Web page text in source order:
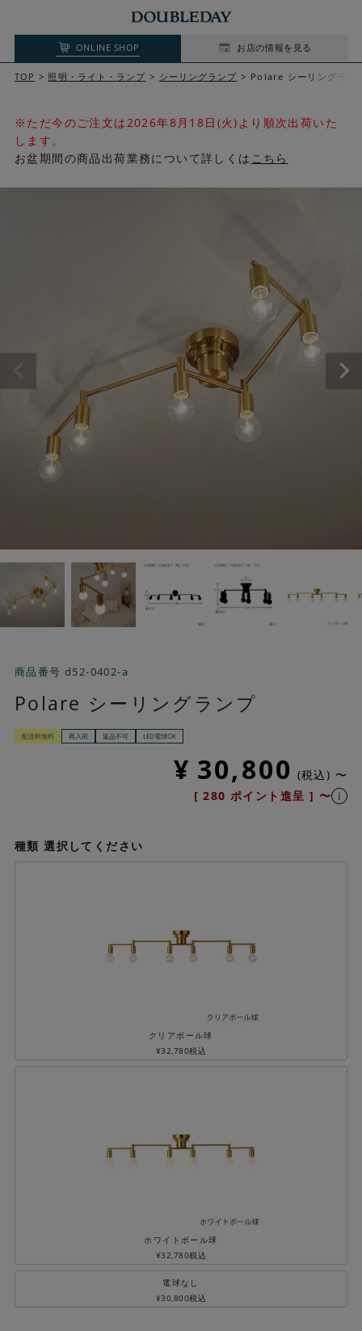
ONLINE SHOP お店の情報を見る
TOP 照明・ライト・ランプ シーリングランプ Polare シーリングラン
※ただ今のご注文は2026年8月18日(火)より順次出荷いた
します。
お盆期間の商品出荷業務について詳しくは こちら
商品番号 d52-0402-a
Polare シーリングランプ
配送料無料 再入荷 返品不可 LED電球OK
¥ 30,800 税込
〜
[ 280 ポイント進呈 ] 〜
種類 選択してください
クリアボール球
¥32,780税込
ホワイトボール球
¥32,780税込
電球なし
¥30,800税込